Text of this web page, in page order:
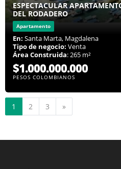
ESPECTACULAR
DEL RODADERO
Apartamento
En: Santa Marta, Magdalena
Tipo de negocio: Venta
Área Construida: 265 m²
$1.000.000.000
PESOS COLOMBIANOS
1 2 3 »